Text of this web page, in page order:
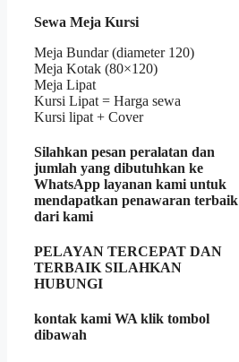
Sewa Meja Kursi
Meja Bundar (diameter 120)
Meja Kotak (80×120)
Meja Lipat
Kursi Lipat = Harga sewa
Kursi lipat + Cover
Silahkan pesan peralatan dan
jumlah yang dibutuhkan ke
WhatsApp layanan kami untuk
mendapatkan penawaran terbaik
dari kami
PELAYAN TERCEPAT DAN
TERBAIK SILAHKAN
HUBUNGI
kontak kami WA klik tombol
dibawah